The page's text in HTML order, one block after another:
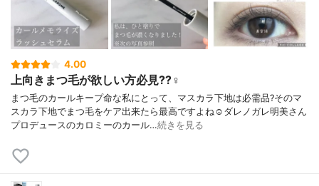
4.00
上向きまつ毛が欲しい方必見??‍♀️
まつ毛のカールキープ命な私にとって、マスカラ下地は必需品?そのマ
スカラ下地でまつ毛をケア出来たら最高ですよね☺️ダレノガレ明美さん
プロデュースのカロミーのカール…続きを見る